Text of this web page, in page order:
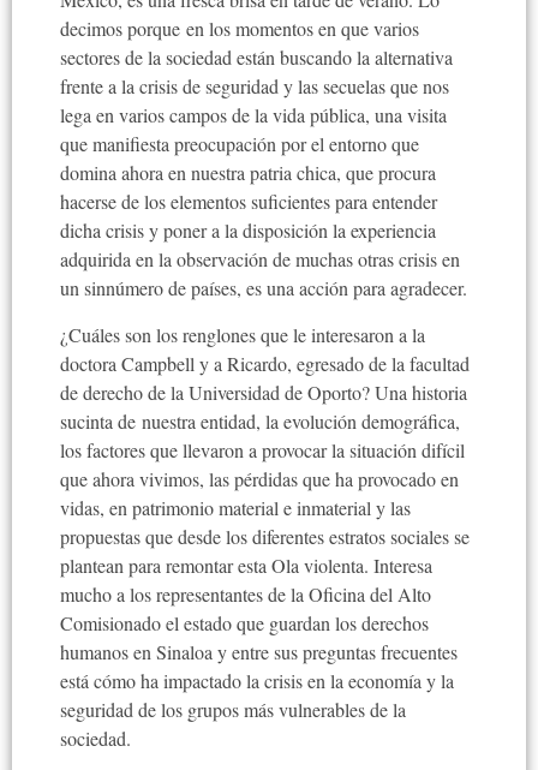
decimos porque en los momentos en que varios
sectores de la sociedad están buscando la alternativa
frente a la crisis de seguridad y las secuelas que nos
lega en varios campos de la vida pública, una visita
que manifiesta preocupación por el entorno que
domina ahora en nuestra patria chica, que procura
hacerse de los elementos suficientes para entender
dicha crisis y poner a la disposición la experiencia
adquirida en la observación de muchas otras crisis en
un sinnúmero de países, es una acción para agradecer.
¿Cuáles son los renglones que le interesaron a la
doctora Campbell y a Ricardo, egresado de la facultad
de derecho de la Universidad de Oporto? Una historia
sucinta de nuestra entidad, la evolución demográfica,
los factores que llevaron a provocar la situación difícil
que ahora vivimos, las pérdidas que ha provocado en
vidas, en patrimonio material e inmaterial y las
propuestas que desde los diferentes estratos sociales se
plantean para remontar esta Ola violenta. Interesa
mucho a los representantes de la Oficina del Alto
Comisionado el estado que guardan los derechos
humanos en Sinaloa y entre sus preguntas frecuentes
está cómo ha impactado la crisis en la economía y la
seguridad de los grupos más vulnerables de la
sociedad.